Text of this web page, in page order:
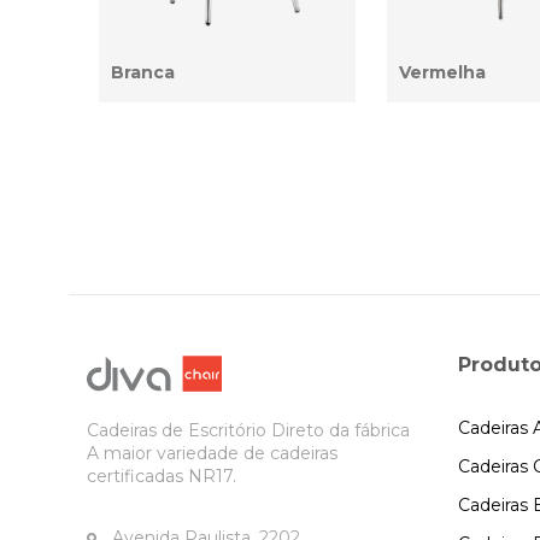
Branca Vermelha
Cadeiras de Escritório Direto da fábrica
A maior variedade de cadeiras
certificadas NR17.
Cadeiras
Cadeiras
Cadeiras